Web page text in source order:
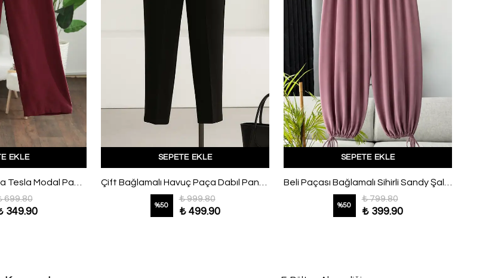
EKLE
Beli Lastikli Bol Paça Tesla Modal Pantolon Bordo
699.80
349.90
SEPETE EKLE
Çift Bağlamalı Havuç Paça Dabıl Pantolon Siyah
%50
₺ 999.80
₺ 499.90
SEPETE EKLE
Beli Paçası Bağlamalı Sihirli Sandy Şalvar Pantolon Gül
%50
₺ 799.80
₺ 399.90